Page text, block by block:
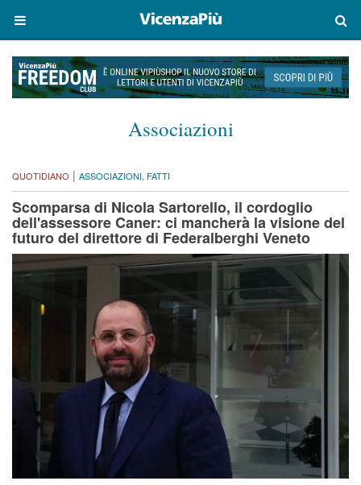
Associazioni
QUOTIDIANO | ASSOCIAZIONI, FATTI
Scomparsa di Nicola Sartorello, il cordoglio
dell'assessore Caner: ci mancherà la visione del
futuro del direttore di Federalberghi Veneto